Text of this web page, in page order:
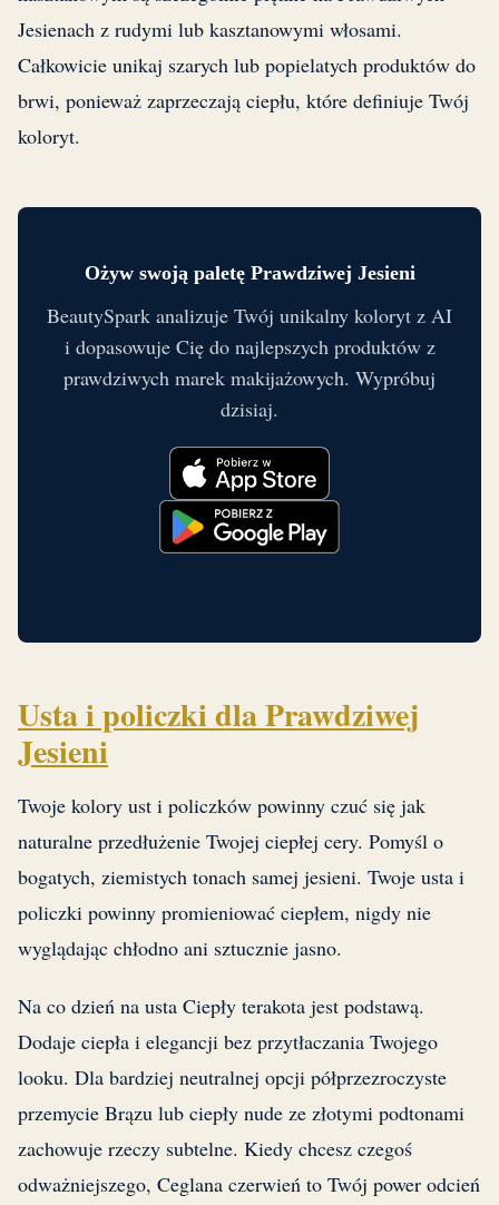
Jesienach z rudymi lub kasztanowymi włosami.
Całkowicie unikaj szarych lub popielatych produktów do
brwi, ponieważ zaprzeczają ciepłu, które definiuje Twój
koloryt.
Ożyw swoją paletę Prawdziwej Jesieni
BeautySpark analizuje Twój unikalny koloryt z AI
i dopasowuje Cię do najlepszych produktów z
prawdziwych marek makijażowych. Wypróbuj
dzisiaj.
Usta i policzki dla Prawdziwej
Jesieni
Twoje kolory ust i policzków powinny czuć się jak
naturalne przedłużenie Twojej ciepłej cery. Pomyśl o
bogatych, ziemistych tonach samej jesieni. Twoje usta i
policzki powinny promieniować ciepłem, nigdy nie
wyglądając chłodno ani sztucznie jasno.
Na co dzień na usta Ciepły terakota jest podstawą.
Dodaje ciepła i elegancji bez przytłaczania Twojego
looku. Dla bardziej neutralnej opcji półprzezroczyste
przemycie Brązu lub ciepły nude ze złotymi podtonami
zachowuje rzeczy subtelne. Kiedy chcesz czegoś
odważniejszego, Ceglana czerwień to Twój power odcień